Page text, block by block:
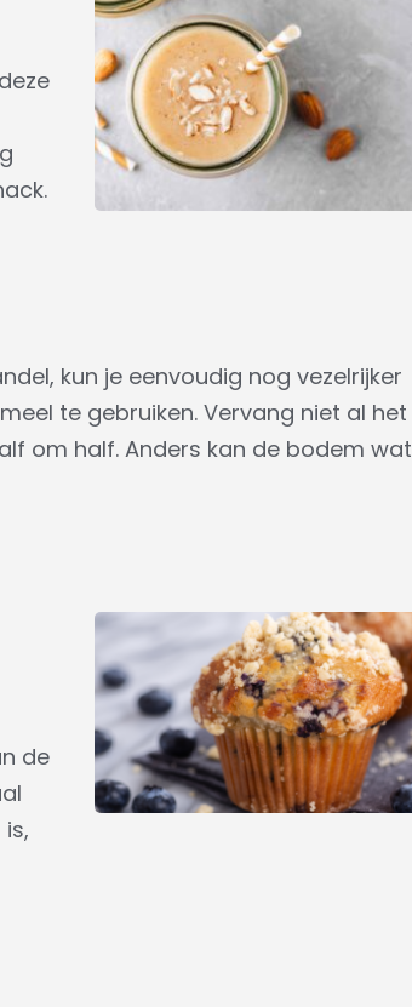
kun je eenvoudig nog vezelrijker
te gebruiken. Vervang niet al het
om half. Anders kan de bodem wat
de